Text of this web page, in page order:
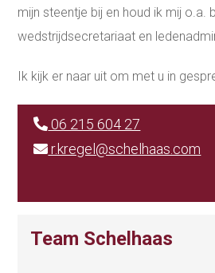
mijn steentje bij en houd ik mij o.a.
wedstrijdsecretariaat en
Ik kijk er naar uit om met u in
06 215 604 27
r.kregel@schelhaas.com
Team Schelhaas